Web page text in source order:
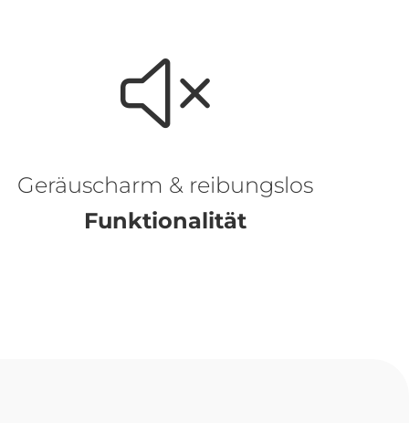
Geräuscharm & reibungslos
Funktionalität